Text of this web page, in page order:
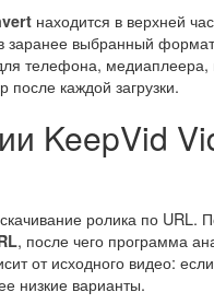
находится в верхней
заранее выбранный
телефона,
после каждой загрузки.
KeepVid
ролика по URL.
, после чего программа
от исходного видео:
низкие варианты.